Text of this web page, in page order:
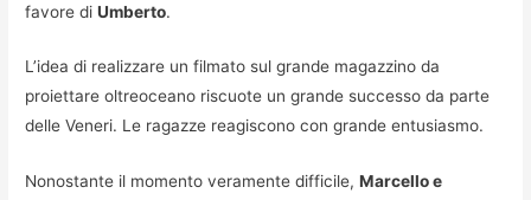
favore diUmberto.
L’idea di realizzare un filmato sul grande magazzino da
proiettare oltreoceano riscuote un grande successo da parte
delle Veneri. Le ragazze reagiscono con grande entusiasmo.
Nonostante il momento veramente difficile,Marcello e